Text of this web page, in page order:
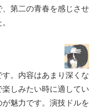
第二の青春を感じさせ
。内容はあまり深くな
しみたい時に適してい
魅力です。演技ドルを